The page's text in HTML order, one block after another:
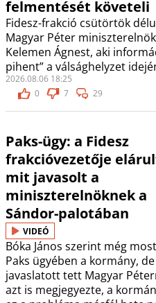
felmentését követeli
Fidesz-frakció csütörtök
Magyar Péter
Kelemen Ágnest, aki
pihent” a válsághelyzet
2026.08.06 18:25
0
7 29
Paks-ügy: a Fidesz
frakcióvezetője
mit javasolt a
miniszterelnöknek a
Sándor-palotában
VIDEÓ
Bóka János szerint még
Paks ügyében a kormány,
javaslatott tett Magyar
azt is megjegyezte, a